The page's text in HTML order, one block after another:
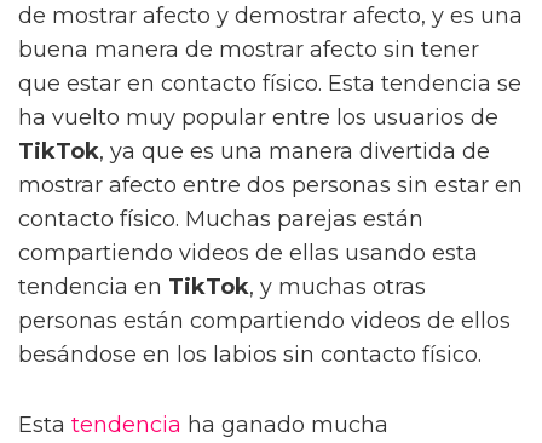
de mostrar afecto y demostrar afecto, y es una
buena manera de mostrar afecto sin tener
que estar en contacto físico. Esta tendencia se
ha vuelto muy popular entre los usuarios de
TikTok, ya que es una manera divertida de
mostrar afecto entre dos personas sin estar en
contacto físico. Muchas parejas están
compartiendo videos de ellas usando esta
tendencia en TikTok, y muchas otras
personas están compartiendo videos de ellos
besándose en los labios sin contacto físico.
Esta tendencia ha ganado mucha